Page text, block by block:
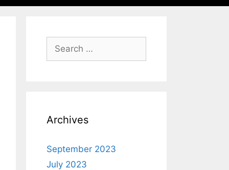
Archives
September 2023
July 2023